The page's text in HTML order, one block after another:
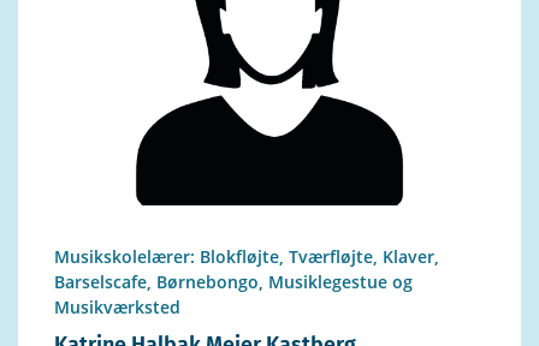
Musikskolelærer: Blokfløjte, Tværfløjte, Klaver,
Barselscafe, Børnebongo, Musiklegestue og
Musikværksted